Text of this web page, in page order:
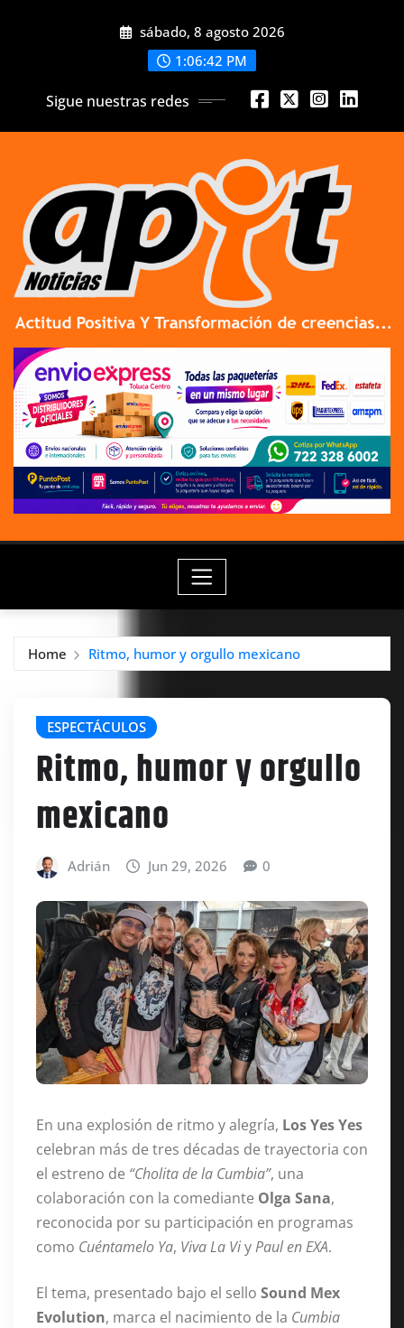
sábado, 8 agosto 2026
1:06:44 PM
Sigue nuestras redes
Home Ritmo, humor y orgullo mexicano
ESPECTÁCULOS
Ritmo, humor y orgullo
mexicano
Adrián Jun 29, 2026 0
En una explosión de ritmo y alegría, Los Yes Yes
celebran más de tres décadas de trayectoria con
el estreno de “Cholita de la Cumbia”, una
colaboración con la comediante Olga Sana,
reconocida por su participación en programas
como Cuéntamelo Ya, Viva La ViyPaul en EXA.
El tema, presentado bajo el sello Sound Mex
Evolution, marca el nacimiento de la Cumbia